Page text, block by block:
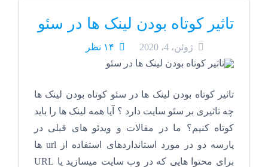
تاثیر کوتاه بودن لینک ها در سئو
ژوئن، 4، 2020 ۱۴ نظر
تاثیر کوتاه بودن لینک ها در سئو کوتاه بودن لینک ها
چه تاثیری بر سئو سایت دارد ؟ آیا همه لینک ها را باید
کوتاه کنیم؟ ما در مقالات و ویدئو های قبلی در
پارسه دو در مورد استانداردهای استفاده از url ها
برای محتوا هایی که در وب سایت میسازید یا URL